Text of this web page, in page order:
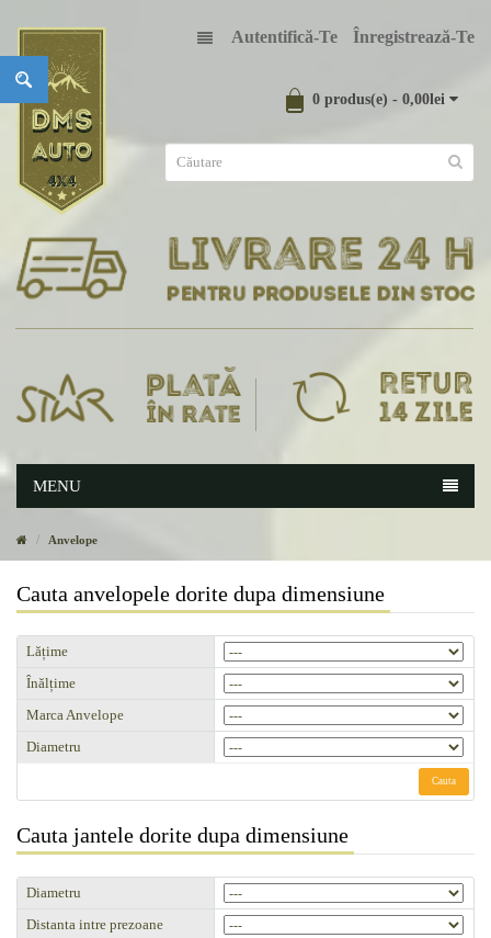
Autentifică-Te Înregistrează-Te
0 produs(e) - 0,00lei
MENU
Anvelope
Cauta anvelopele dorite dupa dimensiune
Lățime
Înălțime
Marca Anvelope
Diametru
Cauta
Cauta jantele dorite dupa dimensiune
Diametru
Distanta intre prezoane